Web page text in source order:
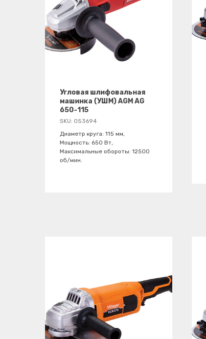
Угловая шлифовальная
машинка (УШМ) AGM AG
650-115
SKU: 053694
Диаметр круга: 115 мм,
Мощность: 650 Вт,
Максимальные обороты: 12500
об/мин.